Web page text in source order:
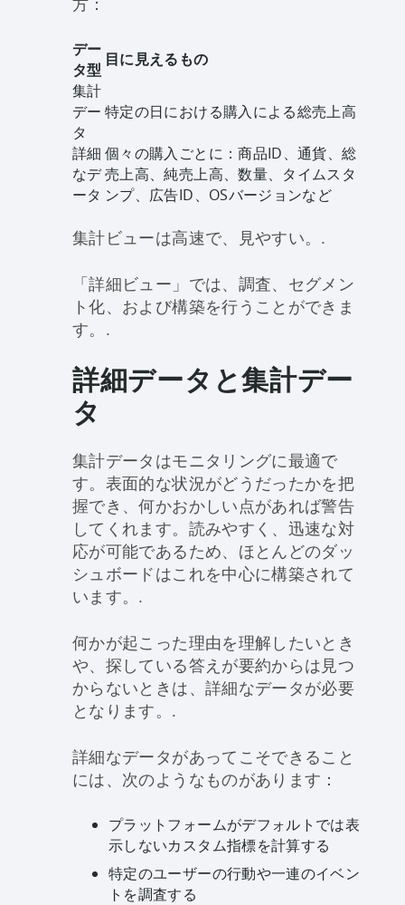
デー
タ型
目に見えるもの
集計
デー
タ
特定の日における購入による総売上高
詳細
なデ
ータ
個々の購入ごとに：商品ID、通貨、総
売上高、純売上高、数量、タイムスタ
ンプ、広告ID、OSバージョンなど
集計ビューは高速で、見やすい。.
「詳細ビュー」では、調査、セグメン
ト化、および構築を行うことができま
す。.
詳細データと集計デー
タ
集計データはモニタリングに最適で
す。表面的な状況がどうだったかを把
握でき、何かおかしい点があれば警告
してくれます。読みやすく、迅速な対
応が可能であるため、ほとんどのダッ
シュボードはこれを中心に構築されて
います。.
何かが起こった理由を理解したいとき
や、探している答えが要約からは見つ
からないときは、詳細なデータが必要
となります。.
詳細なデータがあってこそできること
には、次のようなものがあります：
プラットフォームがデフォルトでは表
示しないカスタム指標を計算する
特定のユーザーの行動や一連のイベン
トを調査する